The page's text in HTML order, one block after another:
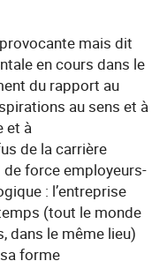
mais dit
en cours dans le
du rapport au
au sens et à
et à
de la carrière
force employeurs-
: l’entreprise
(tout le monde
dans le même lieu)
forme